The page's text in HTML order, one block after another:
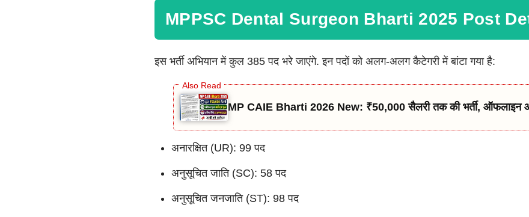
MPPSC Dental Surgeon Bharti 2025 Post
इस भर्ती अभियान में कुल 385 पद भरे जाएंगे. इन पदों को अलग-अलग कैटेगरी में बांटा गया है:
MP CAIE Bharti 2026 New: ₹50,000 सैलरी तक की भर्ती,
अनारक्षित (UR): 99 पद
अनुसूचित जाति (SC): 58 पद
अनुसूचित जनजाति (ST): 98 पद